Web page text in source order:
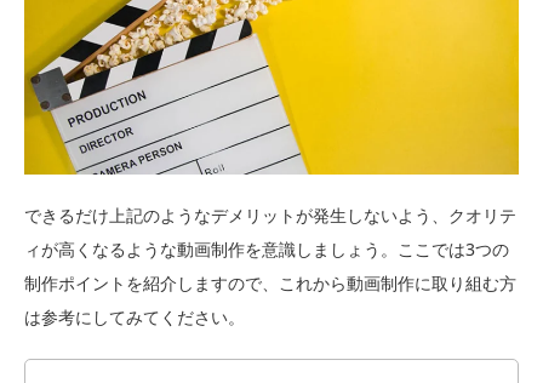
できるだけ上記のようなデメリットが発生しないよう、クオリテ
ィが高くなるような動画制作を意識しましょう。ここでは3つの
制作ポイントを紹介しますので、これから動画制作に取り組む方
は参考にしてみてください。